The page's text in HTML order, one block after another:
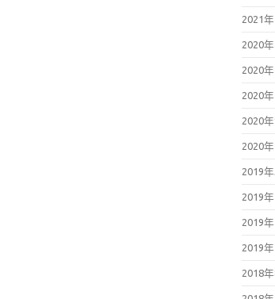
2021年
2020
2020
2020
2020年
2020年
2019年
2019年
2019年
2019年
2018年